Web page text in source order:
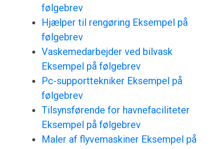
følgebrev
Hjælper til rengøring Eksempel på
følgebrev
Vaskemedarbejder ved bilvask
Eksempel på følgebrev
Pc-supporttekniker Eksempel på
følgebrev
Tilsynsførende for havnefaciliteter
Eksempel på følgebrev
Maler af flyvemaskiner Eksempel på